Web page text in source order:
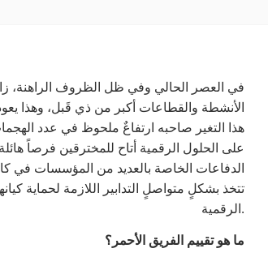
في العصر الحالي وفي ظل الظروف الراهنة،
الأنشطة والقطاعات أكبر من ذي قَبل، وهذا
هذا التغير صاحبه ارتفاعٌ ملحوظ في عدد
على الحلول الرقمية أتاح للمخترقين فرصاً
الدفاعات الخاصة بالعديد من المؤسسات في
تتخذ بشكلٍ متواصلٍ التدابير اللازمة لحماية
الرقمية.
ما هو تقييم الفريق الأحمر؟